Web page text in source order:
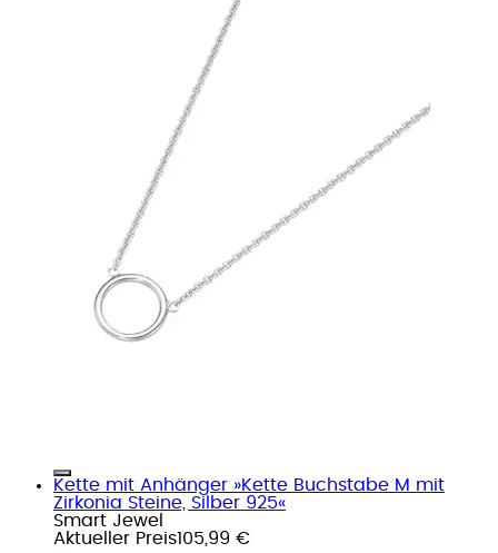
Kette mit Anhänger »Kette Buchstabe M mit
Zirkonia Steine, Silber 925«
Smart Jewel
Aktueller Preis105,99 €